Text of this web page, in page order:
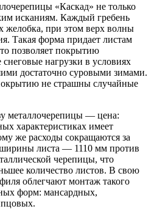
«Каскад» не только
исканиям. Каждый гребень
желобка, при этом верх волны
Такая форма придает листам
позволяет покрытию
нагрузки в условиях
достаточно суровыми зимами.
не страшны случайные
металлочерепицы — цена:
характеристиках имеет
же расходы сокращаются за
ширины листа — 1110 мм против
черепицы, что
количество листов. В свою
облегчают монтаж такого
форм: мансардных,